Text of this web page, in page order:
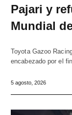
Pajari y
Mundial
Toyota Gazoo
encabezado por el
5 agosto, 2026